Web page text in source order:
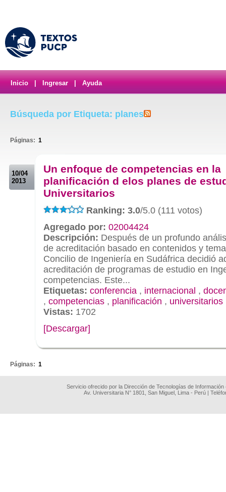
Inicio Ingresar Ayuda
Búsqueda por Etiqueta: planes
Páginas: 1
10/04
2013
Un enfoque de competencias en la
planificación d elos planes de
Universitarios
Ranking: 3.0/5.0 (111 votos)
Agregado por: 02004424
Descripción: Después de un profundo
de acreditación basado en contenidos y
Concilio de Ingeniería en Sudáfrica decidió
acreditación de programas de estudio en
competencias. Este...
Etiquetas: conferencia , internacional ,
, competencias , planificación , universitarios
Vistas: 1702
[Descargar]
Páginas: 1
Servicio ofrecido por la Dirección de Tecnologías de
Av. Universitaria N° 1801, San Miguel, Lima - Perú |